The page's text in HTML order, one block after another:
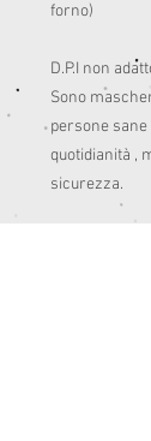
forno)
D.P.I non
Sono
persone
quotidianità ,
sicurezza.